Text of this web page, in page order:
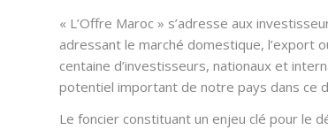
« L’Offre Maroc » s’adresse aux
adressant le marché domestique, l’export
centaine d’investisseurs, nationaux et
potentiel important de notre pays dans ce
Le foncier constituant un enjeu clé pour le